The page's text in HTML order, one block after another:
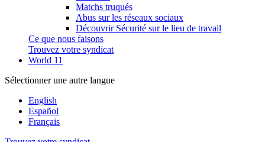
Matchs truqués
Abus sur les réseaux sociaux
Découvrir Sécurité sur le lieu de travail
Ce que nous faisons
Trouvez votre syndicat
World 11
Sélectionner une autre langue
English
Español
Français